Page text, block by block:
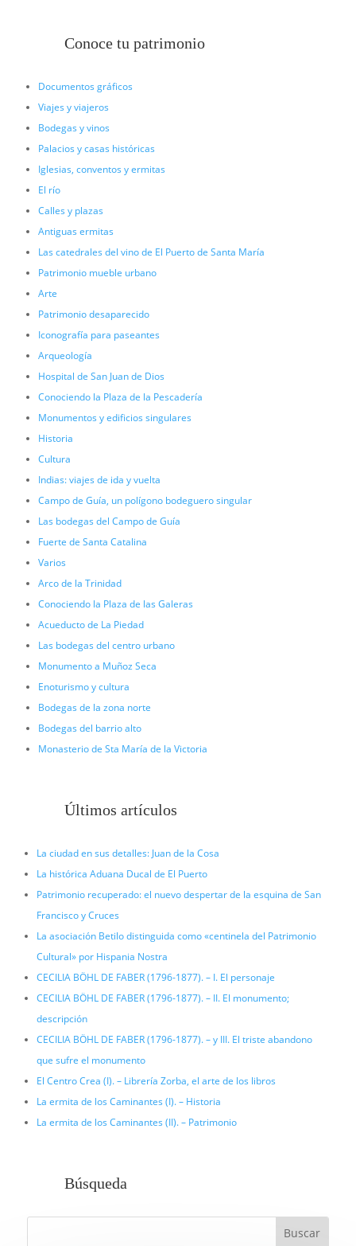
Conoce tu patrimonio
Documentos gráficos
Viajes y viajeros
Bodegas y vinos
Palacios y casas históricas
Iglesias, conventos y ermitas
El río
Calles y plazas
Antiguas ermitas
Las catedrales del vino de El Puerto de Santa María
Patrimonio mueble urbano
Arte
Patrimonio desaparecido
Iconografía para paseantes
Arqueología
Hospital de San Juan de Dios
Conociendo la Plaza de la Pescadería
Monumentos y edificios singulares
Historia
Cultura
Indias: viajes de ida y vuelta
Campo de Guía, un polígono bodeguero singular
Las bodegas del Campo de Guía
Fuerte de Santa Catalina
Varios
Arco de la Trinidad
Conociendo la Plaza de las Galeras
Acueducto de La Piedad
Las bodegas del centro urbano
Monumento a Muñoz Seca
Enoturismo y cultura
Bodegas de la zona norte
Bodegas del barrio alto
Monasterio de Sta María de la Victoria
Últimos artículos
La ciudad en sus detalles: Juan de la Cosa
La histórica Aduana Ducal de El Puerto
Patrimonio recuperado: el nuevo despertar de la esquina de San
Francisco y Cruces
La asociación Betilo distinguida como «centinela del Patrimonio
Cultural» por Hispania Nostra
CECILIA BÖHL DE FABER (1796-1877). – I. El personaje
CECILIA BÖHL DE FABER (1796-1877). – II. El monumento;
descripción
CECILIA BÖHL DE FABER (1796-1877). – y III. El triste abandono
que sufre el monumento
El Centro Crea (I). – Librería Zorba, el arte de los libros
La ermita de los Caminantes (I). – Historia
La ermita de los Caminantes (II). – Patrimonio
Búsqueda